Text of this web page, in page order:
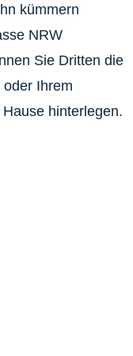
kümmern
NRW
Sie Dritten die
Ihrem
hinterlegen.